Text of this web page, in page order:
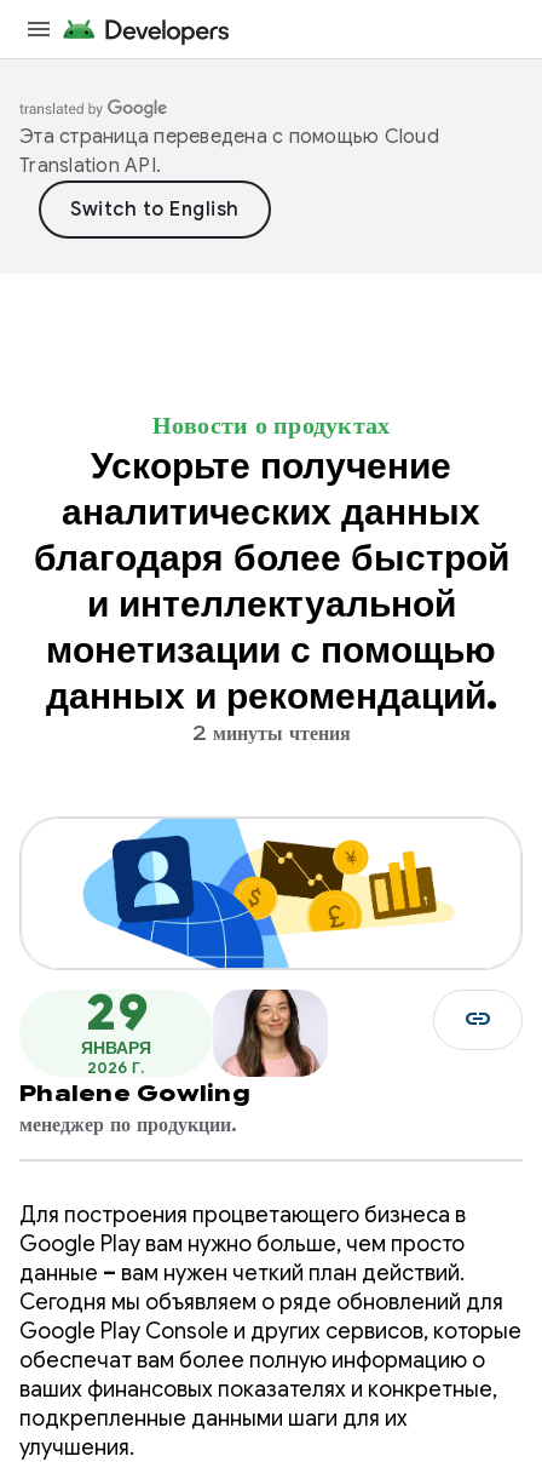
Эта страница переведена с помощью Cloud
Translation API.
Новости о продуктах
Ускорьте получение
аналитических данных
благодаря более быстрой
и интеллектуальной
монетизации с помощью
данных и рекомендаций.
2 минуты чтения
29
ЯНВАРЯ
2026 Г.
Phalene Gowling
менеджер по продукции.
link
Для построения процветающего бизнеса в
Google Play вам нужно больше, чем просто
данные – вам нужен четкий план действий.
Сегодня мы объявляем о ряде обновлений для
Google Play Console и других сервисов, которые
обеспечат вам более полную информацию о
ваших финансовых показателях и конкретные,
подкрепленные данными шаги для их
улучшения.